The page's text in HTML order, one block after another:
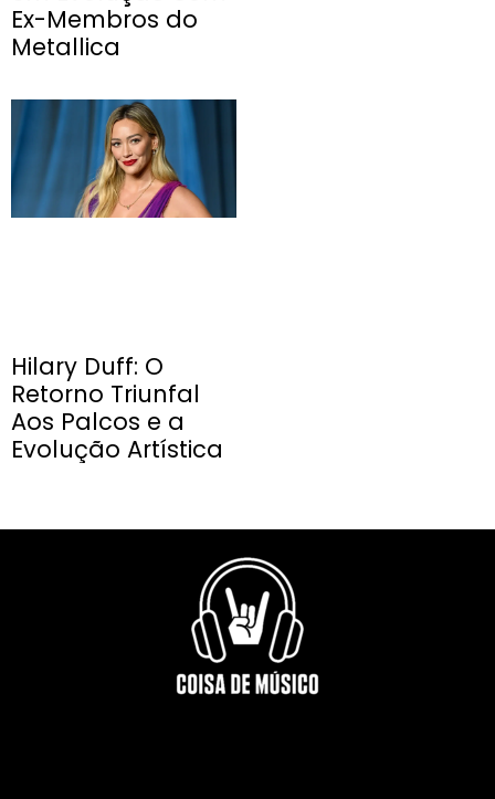
Ex-Membros do
Metallica
Hilary Duff: O
Retorno Triunfal
Aos Palcos e a
Evolução Artística